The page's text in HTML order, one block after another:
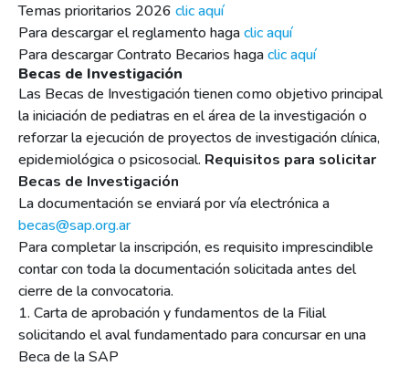
Temas prioritarios 2026 clic aquí
Para descargar el reglamento hagaclic aquí
Para descargar Contrato Becarios hagaclic aquí
Becas de Investigación
Las Becas de Investigación tienen como objetivo principal
la iniciación de pediatras en el área de la investigación o
reforzar la ejecución de proyectos de investigación clínica,
epidemiológica o psicosocial. Requisitos para solicitar
Becas de Investigación
La documentación se enviará por vía electrónica a
becas@sap.org.ar
Para completar la inscripción, es requisito imprescindible
contar con toda la documentación solicitada antes del
cierre de la convocatoria.
1. Carta de aprobación y fundamentos de la Filial
solicitando el aval fundamentado para concursar en una
Beca de la SAP